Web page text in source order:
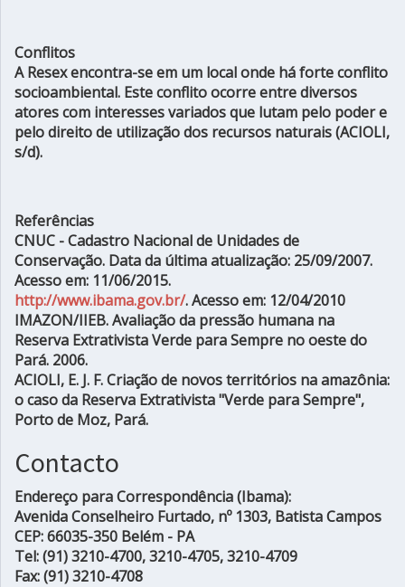
Conflitos
A Resex encontra-se em um local onde há forte conflito
socioambiental. Este conflito ocorre entre diversos
atores com interesses variados que lutam pelo poder e
pelo direito de utilização dos recursos naturais (ACIOLI,
s/d).
Referências
CNUC - Cadastro Nacional de Unidades de
Conservação. Data da última atualização: 25/09/2007.
Acesso em: 11/06/2015.
http://www.ibama.gov.br/. Acesso em: 12/04/2010
IMAZON/IIEB.Avaliação da pressão humana na
Reserva Extrativista Verde para Sempre no oeste do
Pará. 2006.
ACIOLI, E. J. F.Criação de novos territórios na amazônia:
o caso da Reserva Extrativista "Verde para Sempre",
Porto de Moz, Pará.
Contacto
Endereço para Correspondência (Ibama):
Avenida Conselheiro Furtado, nº 1303, Batista Campos
CEP: 66035-350 Belém - PA
Tel: (91) 3210-4700, 3210-4705, 3210-4709
Fax: (91) 3210-4708